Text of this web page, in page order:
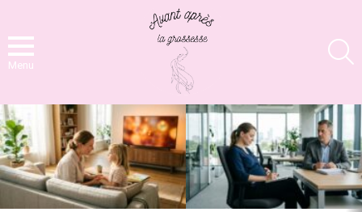
Menu
LATEST
STORIES